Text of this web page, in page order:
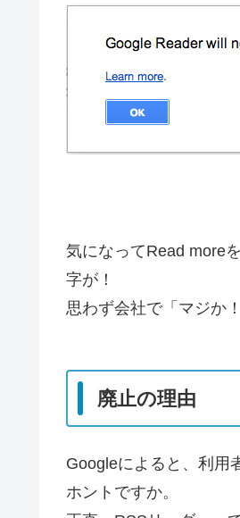
気になってRead more
字が！
思わず会社で「マジか
廃止の理由
Googleによると、利用
ホントですか。